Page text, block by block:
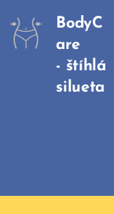
BodyC
are
- štíhlá
silueta